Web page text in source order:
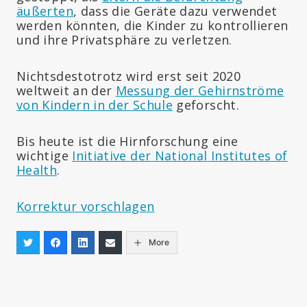
äußerten, dass die Geräte dazu verwendet
werden könnten, die Kinder zu kontrollieren
und ihre Privatsphäre zu verletzen.
Nichtsdestotrotz wird erst seit 2020
weltweit an der Messung der Gehirnströme
von Kindern in der Schule geforscht.
Bis heute ist die Hirnforschung eine
wichtige Initiative der National Institutes of
Health.
Korrektur vorschlagen
More